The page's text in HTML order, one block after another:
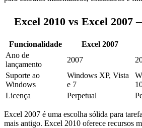
Excel 2010 vs Excel 2007
Funcionalidade Excel 2007
Ano de
lançamento
2007
Suporte ao
Windows
Windows XP, Vista
e 7
Licença
Perpetual
Excel 2007 é uma escolha sólida para
mais antigo. Excel 2010 oferece recursos